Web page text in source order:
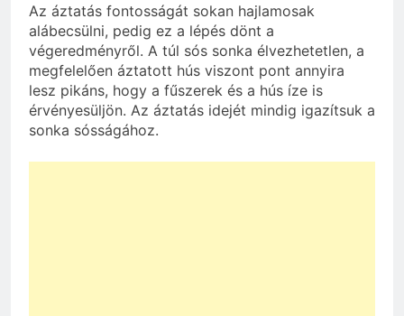
Az áztatás fontosságát sokan hajlamosak
alábecsülni, pedig ez a lépés dönt a
végeredményről. A túl sós sonka élvezhetetlen, a
megfelelően áztatott hús viszont pont annyira
lesz pikáns, hogy a fűszerek és a hús íze is
érvényesüljön. Az áztatás idejét mindig igazítsuk a
sonka sósságához.